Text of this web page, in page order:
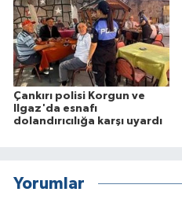
Çankırı polisi Korgun ve
Ilgaz'da esnafı
dolandırıcılığa karşı uyardı
Yorumlar